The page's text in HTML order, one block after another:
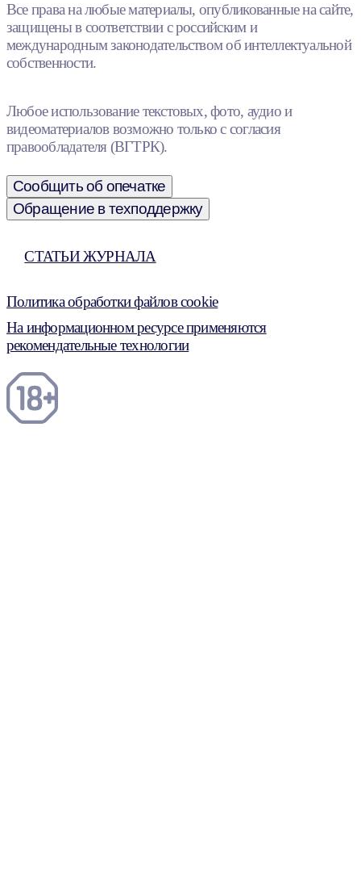
Все права на любые материалы, опубликованные на сайте,
защищены в соответствии с российским и
международным законодательством об интеллектуальной
собственности.
Любое использование текстовых, фото, аудио и
видеоматериалов возможно только с согласия
правообладателя (ВГТРК).
Сообщить об опечатке
Обращение в техподдержку
СТАТЬИ ЖУРНАЛА
Политика обработки файлов cookie
На информационном ресурсе применяются
рекомендательные технологии